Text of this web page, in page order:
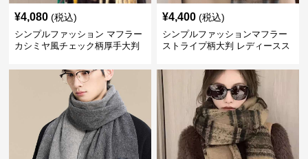
¥4,080 (税込)
シンプルファッション マフラー
カシミヤ風チェック柄厚手大判
¥4,400 (税込)
シンプルファッションマフラー
ストライプ柄大判 レディースス